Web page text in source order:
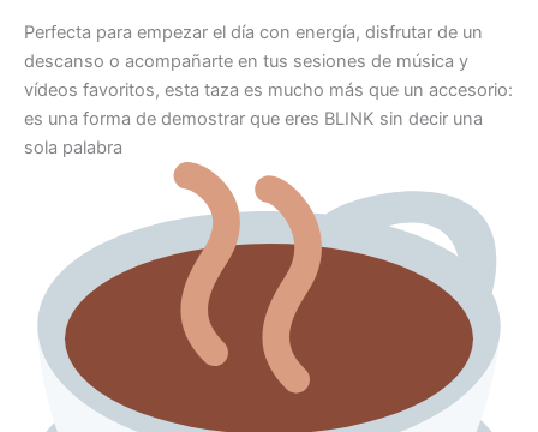
Perfecta para empezar el día con energía, disfrutar de un
descanso o acompañarte en tus sesiones de música y
vídeos favoritos, esta taza es mucho más que un accesorio:
es una forma de demostrar que eres BLINK sin decir una
sola palabra